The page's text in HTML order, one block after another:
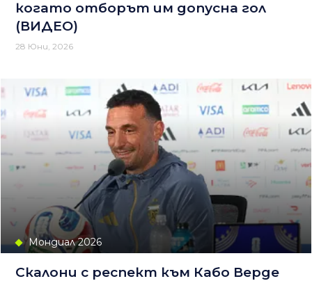
когато отборът им допусна гол
(ВИДЕО)
28 Юни, 2026
Мондиал 2026
Скалони с респект към Кабо Верде